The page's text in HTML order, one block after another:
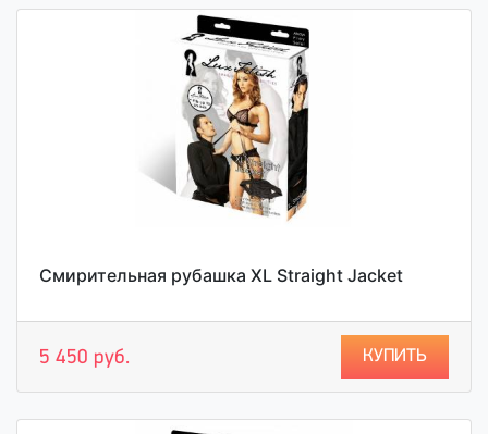
Смирительная рубашка XL Straight Jacket
5 450 руб. КУПИТЬ